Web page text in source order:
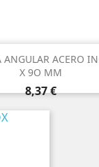
ANGULAR ACERO
X 9O MM
Precio
8,37 €